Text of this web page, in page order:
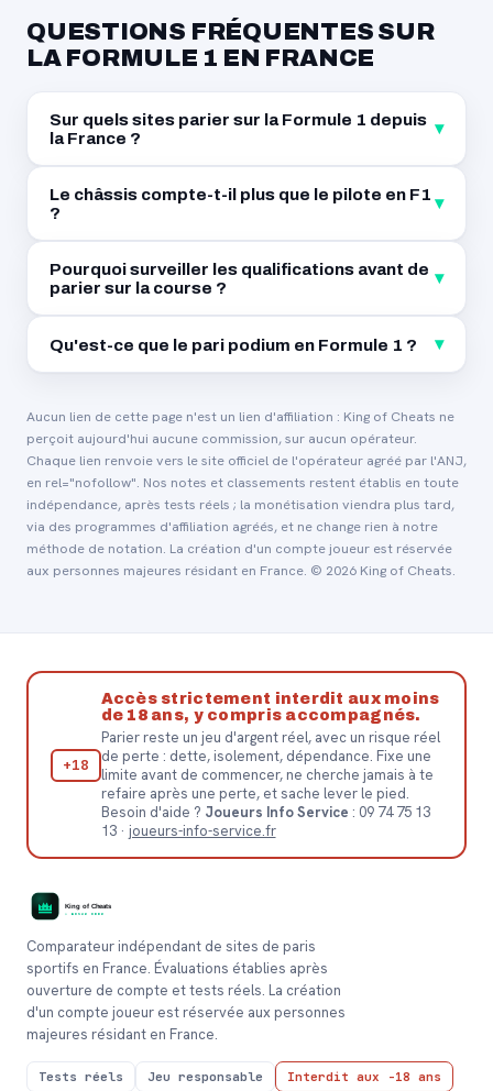
QUESTIONS FRÉQUENTES SUR
LA FORMULE 1 EN FRANCE
Sur quels sites parier sur la Formule 1 depuis
la France ?
▾
Le châssis compte-t-il plus que le pilote en F1
?
▾
Pourquoi surveiller les qualifications avant de
parier sur la course ?
▾
Qu'est-ce que le pari podium en Formule 1 ? ▾
Aucun lien de cette page n'est un lien d'affiliation : King of Cheats ne
perçoit aujourd'hui aucune commission, sur aucun opérateur.
Chaque lien renvoie vers le site officiel de l'opérateur agréé par l'ANJ,
en rel="nofollow". Nos notes et classements restent établis en toute
indépendance, après tests réels ; la monétisation viendra plus tard,
via des programmes d'affiliation agréés, et ne change rien à notre
méthode de notation. La création d'un compte joueur est réservée
aux personnes majeures résidant en France. © 2026 King of Cheats.
+18
Accès strictement interdit aux moins
de 18 ans, y compris accompagnés.
Parier reste un jeu d'argent réel, avec un risque réel
de perte : dette, isolement, dépendance. Fixe une
limite avant de commencer, ne cherche jamais à te
refaire après une perte, et sache lever le pied.
Besoin d'aide ? Joueurs Info Service : 09 74 75 13
13 · joueurs-info-service.fr
Comparateur indépendant de sites de paris
sportifs en France. Évaluations établies après
ouverture de compte et tests réels. La création
d'un compte joueur est réservée aux personnes
majeures résidant en France.
Tests réels Jeu responsable Interdit aux -18 ans